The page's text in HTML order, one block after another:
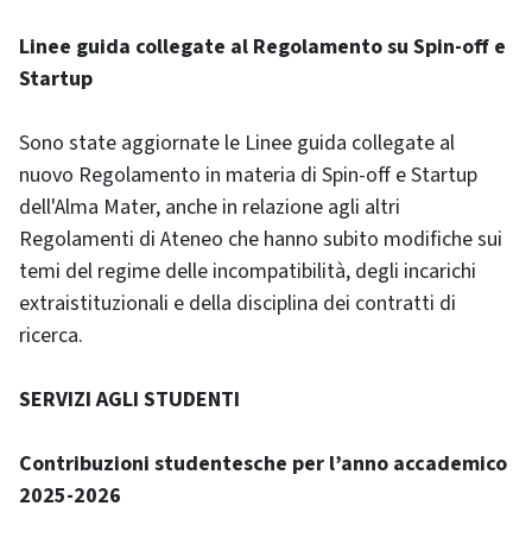
Linee guida collegate al Regolamento su Spin-off e
Startup
Sono state aggiornate le Linee guida collegate al
nuovo Regolamento in materia di Spin-off e Startup
dell'Alma Mater, anche in relazione agli altri
Regolamenti di Ateneo che hanno subito modifiche sui
temi del regime delle incompatibilità, degli incarichi
extraistituzionali e della disciplina dei contratti di
ricerca.
SERVIZI AGLI STUDENTI
Contribuzioni studentesche per l’anno accademico
2025-2026